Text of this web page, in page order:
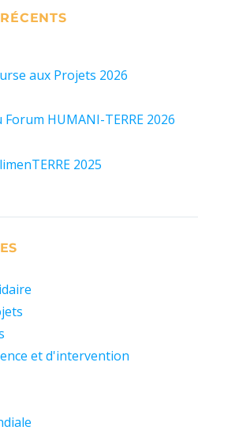
aux Projets 2026
HUMANI-TERRE 2026
2025
et d'intervention